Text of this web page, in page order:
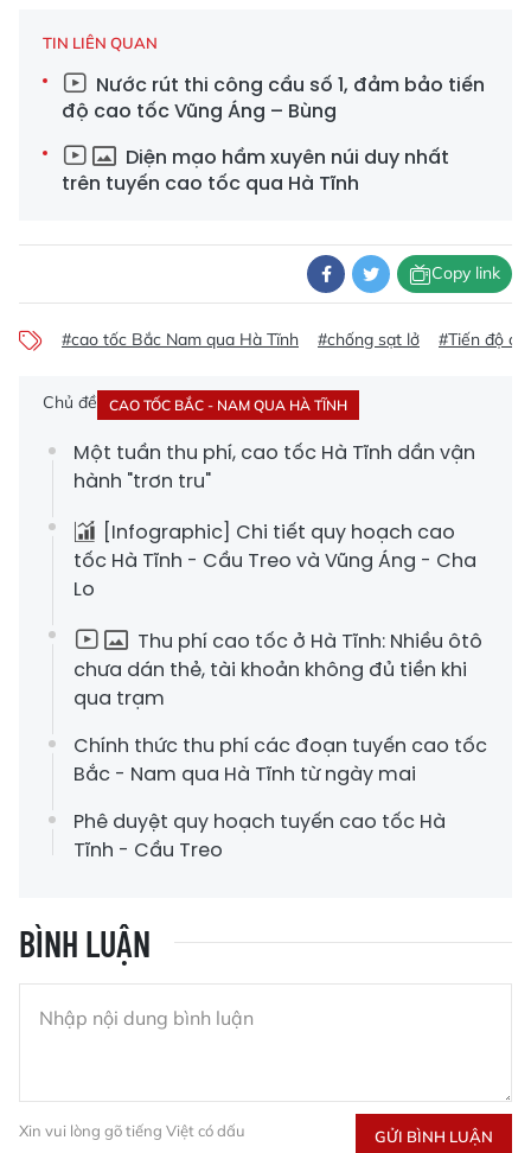
TIN LIÊN QUAN
Nước rút thi công cầu số 1, đảm bảo tiến
độ cao tốc Vũng Áng – Bùng
Diện mạo hầm xuyên núi duy nhất
trên tuyến cao tốc qua Hà Tĩnh
Copy link
#cao tốc Bắc Nam qua Hà Tĩnh #chống sạt lở #Tiến độ
Chủ đề CAO TỐC BẮC - NAM QUA HÀ TĨNH
Một tuần thu phí, cao tốc Hà Tĩnh dần vận
hành "trơn tru"
[Infographic] Chi tiết quy hoạch cao
tốc Hà Tĩnh - Cầu Treo và Vũng Áng - Cha
Lo
Thu phí cao tốc ở Hà Tĩnh: Nhiều ôtô
chưa dán thẻ, tài khoản không đủ tiền khi
qua trạm
Chính thức thu phí các đoạn tuyến cao tốc
Bắc - Nam qua Hà Tĩnh từ ngày mai
Phê duyệt quy hoạch tuyến cao tốc Hà
Tĩnh - Cầu Treo
BÌNH LUẬN
Xin vui lòng gõ tiếng Việt có dấu GỬI BÌNH LUẬN